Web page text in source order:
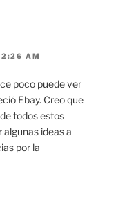
2:26 AM
poco puede ver
Ebay. Creo que
todos estos
ideas a
por la